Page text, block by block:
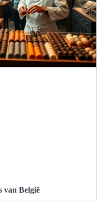
van België